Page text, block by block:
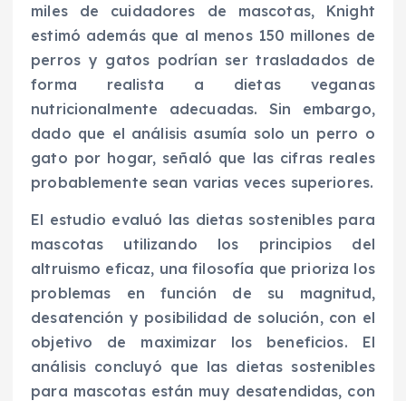
miles de cuidadores de mascotas, Knight
estimó además que al menos 150 millones de
perros y gatos podrían ser trasladados de
forma realista a dietas veganas
nutricionalmente adecuadas. Sin embargo,
dado que el análisis asumía solo un perro o
gato por hogar, señaló que las cifras reales
probablemente sean varias veces superiores.
El estudio evaluó las dietas sostenibles para
mascotas utilizando los principios del
altruismo eficaz, una filosofía que prioriza los
problemas en función de su magnitud,
desatención y posibilidad de solución, con el
objetivo de maximizar los beneficios. El
análisis concluyó que las dietas sostenibles
para mascotas están muy desatendidas, con